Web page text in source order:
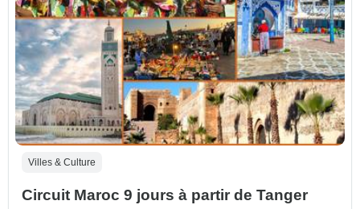
Villes & Culture
Circuit Maroc 9 jours à partir de Tanger